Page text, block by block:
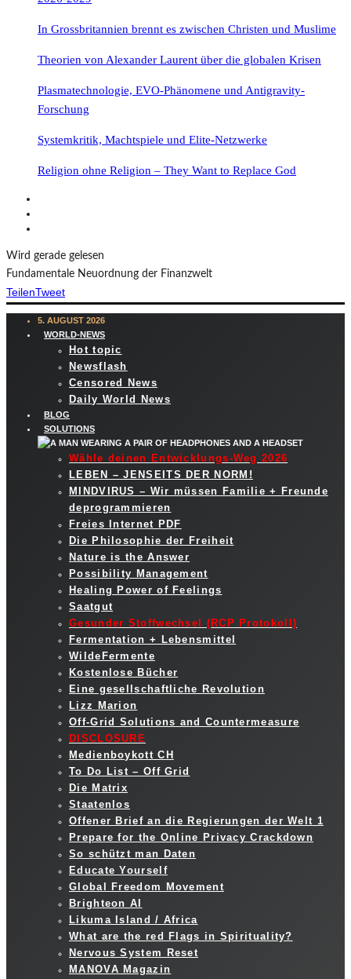
In Grossbritannien brennt es zwischen Christen und Muslime
Theorien von Alexander Laurent über die globalen Krisen
Plasmatechnologie, EVO-Phänomene und Antigravity-
Forschung
Systemkritik, Machtspiele und Elite-Netzwerke
Religion ohne Religion – They Want to Replace God
Wird gerade gelesen
Fundamentale Neuordnung der Finanzwelt
TeilenTweet
5. AUGUST 2026
WORLD-NEWS
Hot topic
Newsflash
Censored News
Daily World News
BLOG
SOLUTIONS
Wähle deinen Entwicklungs-Weg 2026
LEBEN – JENSEITS DER NORM!
MINDVIRUS – Wir müssen Familie + Freunde
deprogrammieren
Freies Internet PDF
Die Philosophie der Freiheit
Nature is the Answer
Possibility Management
Healing Power of Feelings
Saatgut
Gesunder Stoffwechsel (RCP Protokoll)
Fermentation + Lebensmittel
WildeFermente
Kostenlose Bücher
Eine gesellschaftliche Revolution
Lizz Marion
Off-Grid Solutions and Countermeasure
DISCLOSURE
Medienboykott CH
To Do List – Off Grid
Die Matrix
Staatenlos
Offener Brief an die Regierungen der Welt 1
Prepare for the Online Privacy Crackdown
So schützt man Daten
Educate Yourself
Global Freedom Movement
Brighteon AI
Likuma Island / Africa
What are the red Flags in Spirituality?
Nervous System Reset
MANOVA Magazin